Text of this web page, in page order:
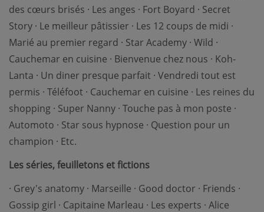
des cœurs brisés · Les anges · Fort Boyard · Secret
Story · Le meilleur pâtissier · Les 12 coups de midi ·
Marié au premier regard · Star Academy · Wild ·
Cauchemar en cuisine · Bienvenue chez nous · Koh-
Lanta · Un diner presque parfait · Vendredi tout est
permis · Téléfoot · Cauchemar en cuisine · Les reines du
shopping · Super Nanny · Touche pas à mon poste ·
Automoto · Star sous hypnose · Question pour un
champion · Etc.
Les séries, feuilletons et fictions
· Grey's anatomy · Marseille · Good doctor · Friends ·
Gossip girl · Capitaine Marleau · Les experts · Alice